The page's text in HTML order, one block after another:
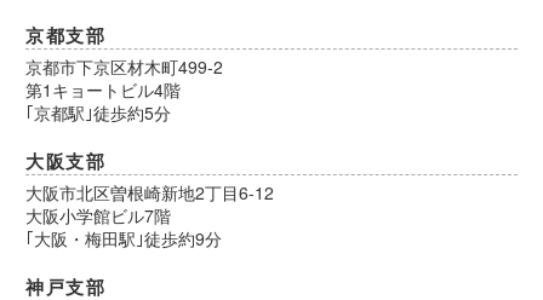
京都支部
京都市下京区材木町499-2
第1キョートビル4階
｢京都駅｣徒歩約5分
大阪支部
大阪市北区曽根崎新地2丁目6-12
大阪小学館ビル7階
｢大阪・梅田駅｣徒歩約9分
神戸支部